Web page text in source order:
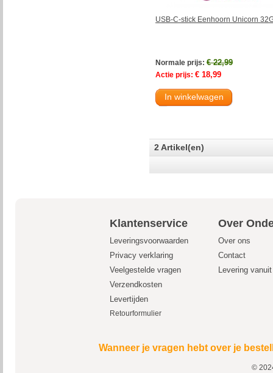
USB-C-stick Eenhoorn Unicorn
Normale prijs: € 22,99
Actie prijs: € 18,99
In winkelwagen
2 Artikel(en)
Klantenservice Over
Leveringsvoorwaarden
Over ons
Privacy verklaring
Contact
Veelgestelde vragen
Levering
Verzendkosten
Levertijden
Retourformulier
Wanneer je vragen hebt over je
©